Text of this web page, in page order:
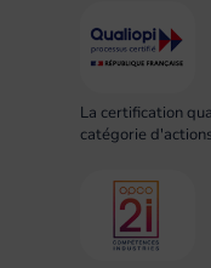
La certification
catégorie